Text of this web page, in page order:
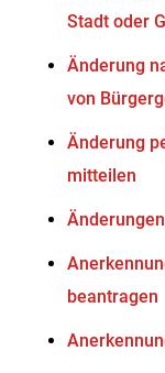
Stadt oder
Änderung
von
Änderung
mitteilen
beantragen